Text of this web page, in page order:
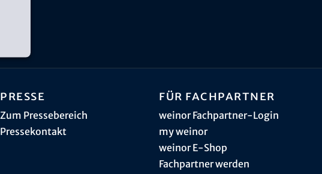
Presse
Zum Pressebereich
Pressekontakt
Für Fachpartner
weinor Fachpartner-Login
my weinor
weinor E-Shop
Fachpartner werden